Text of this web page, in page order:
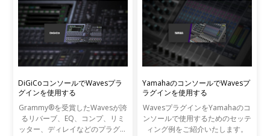
DiGiCoコンソールでWavesプラ
グインを使用する
Grammy®を受賞したWavesが誇
るリバーブ、EQ、コンプ、リミ
ッター、ディレイなどのプラグイ
YamahaのコンソールでWavesプ
ラグインを使用する
WavesプラグインをYamahaのコ
ンソールで使用するためのセッテ
ィング例をご紹介いたします。